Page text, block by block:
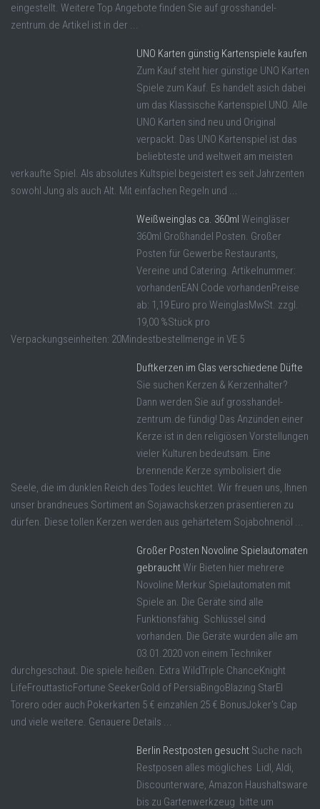
eingestellt. Weitere Top Angebote finden Sie auf grosshandel-
zentrum.de Artikel ist in der ...
UNO Karten günstig Kartenspiele kaufen
Zum Kauf steht hier günstige UNO Karten
Spiele zum Kauf. Es handelt asich dabei
um das Klassische Kartenspiel UNO. Alle
UNO Karten sind neu und Original
verpackt. Das UNO Kartenspiel ist das
beliebteste und weltweit am meisten
verkaufte Spiel. Als absolutes Kultspiel begeistert es seit Jahrzenten
sowohl Jung als auch Alt. Mit einfachen Regeln und ...
Weißweinglas ca. 360ml Weingläser
360ml Großhandel Posten. Großer
Posten für Gewerbe Restaurants,
Vereine und Catering. Artikelnummer:
vorhandenEAN Code vorhandenPreise
ab: 1,19 Euro pro WeinglasMwSt. zzgl.
19,00 %Stück pro
Verpackungseinheiten: 20Mindestbestellmenge in VE 5
Duftkerzen im Glas verschiedene Düfte
Sie suchen Kerzen & Kerzenhalter?
Dann werden Sie auf grosshandel-
zentrum.de fündig! Das Anzünden einer
Kerze ist in den religiösen Vorstellungen
vieler Kulturen bedeutsam. Eine
brennende Kerze symbolisiert die
Seele, die im dunklen Reich des Todes leuchtet. Wir freuen uns, Ihnen
unser brandneues Sortiment an Sojawachskerzen präsentieren zu
dürfen. Diese tollen Kerzen werden aus gehärtetem Sojabohnenöl ...
Großer Posten Novoline Spielautomaten
gebrauchtWir Bieten hier mehrere
Novoline Merkur Spielautomaten mit
Spiele an. Die Geräte sind alle
Funktionsfähig. Schlüssel sind
vorhanden. Die Geräte wurden alle am
03.01.2020 von einem Techniker
durchgeschaut. Die spiele heißen. Extra WildTriple ChanceKnight
LifeFrouttasticFortune SeekerGold of PersiaBingoBlazing StarEl
Torero oder auch Pokerkarten 5 € einzahlen 25 € BonusJoker's Cap
und viele weitere. Genauere Details ...
Berlin Restposten gesucht Suche nach
Restposen alles mögliches Lidl, Aldi,
Discounterware, Amazon Haushaltsware
bis zu Gartenwerkzeug bitte um